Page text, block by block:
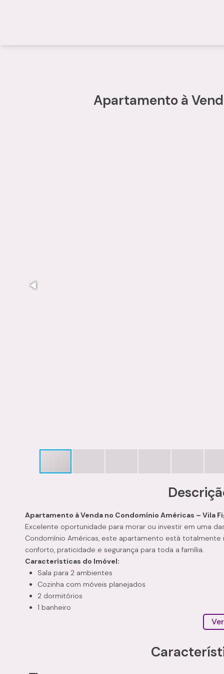
Apartamento à
Apartamento à Venda no Condomínio Américas – Vila
Excelente oportunidade para morar ou investir em uma
Condomínio Américas, este apartamento está
conforto, praticidade e segurança para toda a família.
Características do Imóvel:
Sala para 2 ambientes
Cozinha com móveis planejados
2 dormitórios
1 banheiro